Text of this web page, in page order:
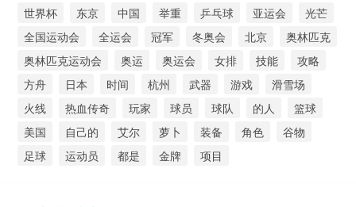
世界杯 东京 中国 举重 乒乓球 亚运会
光芒
全国运动会
全运会 冠军 冬奥会 北京
奥林匹克
奥林匹克运动会
奥运 奥运会 女排 技能
攻略
方舟
日本 时间 杭州 武器 游戏
滑雪场
火线
热血传奇 玩家 球员 球队 的人
篮球
美国
自己的 艾尔 萝卜 装备 角色
谷物
足球
运动员 都是 金牌 项目